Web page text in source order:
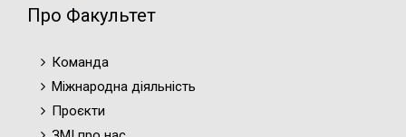
Про Факультет
Команда
Міжнародна діяльність
Проєкти